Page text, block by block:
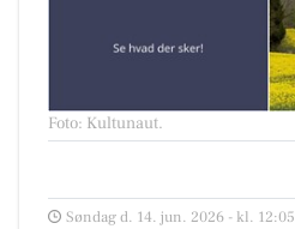
Foto: Kultunaut.
Søndag d. 14. jun. 2026 - kl. 12:05